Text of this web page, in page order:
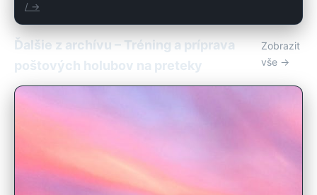
/ →
Ďalšie z archívu – Tréning a príprava
poštových holubov na preteky
Zobrazit
vše →